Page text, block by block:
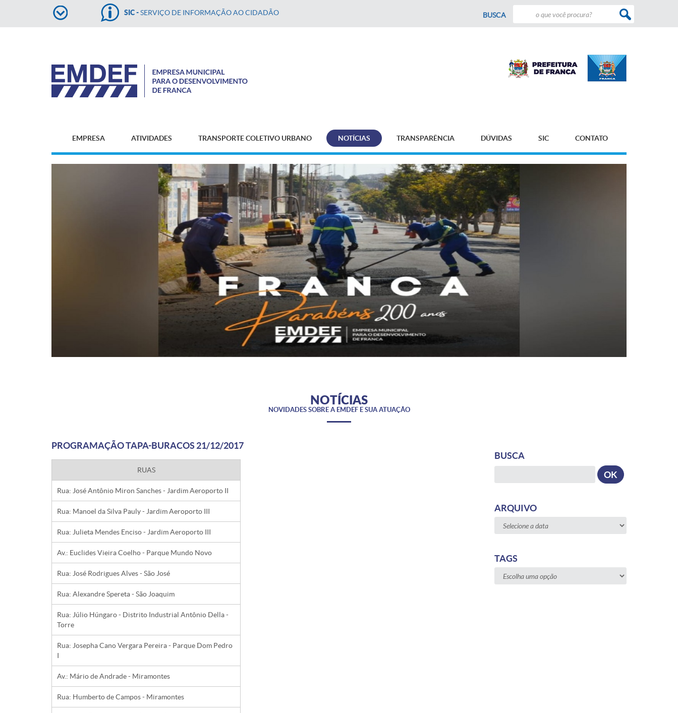
SIC -SERVIÇO DE INFORMAÇÃO AO CIDADÃO BUSCA
EMPRESA ATIVIDADES TRANSPORTE COLETIVO URBANO NOTÍCIAS TRANSPARÊNCIA DÚVIDAS SIC CONTATO
NOTÍCIAS
NOVIDADES SOBRE A EMDEF E SUA ATUAÇÃO
PROGRAMAÇÃO TAPA-BURACOS 21/12/2017
RUAS
Rua: José Antônio Miron Sanches - Jardim Aeroporto II
Rua: Manoel da Silva Pauly - Jardim Aeroporto III
Rua: Julieta Mendes Enciso - Jardim Aeroporto III
Av.: Euclides Vieira Coelho - Parque Mundo Novo
Rua: José Rodrigues Alves - São José
Rua: Alexandre Spereta - São Joaquim
Rua: Júlio Húngaro - Distrito Industrial Antônio Della -
Torre
Rua: Josepha Cano Vergara Pereira - Parque Dom Pedro
I
Av.: Mário de Andrade - Miramontes
Rua: Humberto de Campos - Miramontes
BUSCA
OK
ARQUIVO
TAGS